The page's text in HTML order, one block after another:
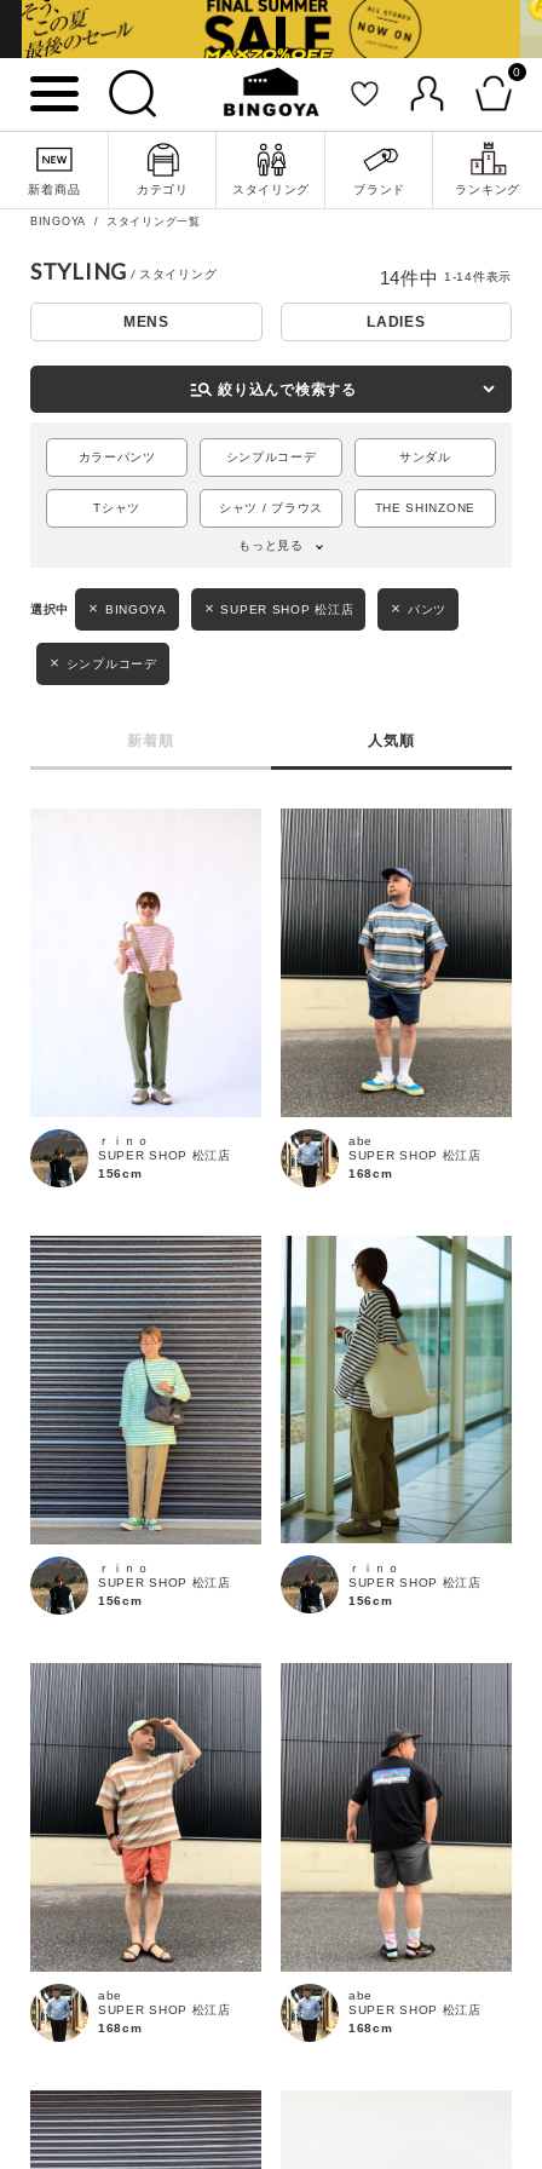
0
新着商品 カテゴリ スタイリング ブランド ランキング
詳細検索
キーワード
性別
MENS LADIES KIDS
カテゴリ
サイズ
ブランド
BINGOYA スタイリング一覧
STYLING
MENS LADIES
manage_search 絞り込んで検索する
カラーパンツ シンプルコーデ サンダル
Tシャツ シャツ / ブラウス THE SHINZONE
もっと見る
BINGOYA SUPER SHOP 松江店 パンツ
シンプルコーデ
新着順 人気順
14件中 1-14件表示
ｒｉｎｏ
SUPER SHOP 松江店
156cm
abe
SUPER SHOP 松江店
168cm
ｒｉｎｏ
SUPER SHOP 松江店
156cm
ｒｉｎｏ
SUPER SHOP 松江店
156cm
abe
SUPER SHOP 松江店
168cm
abe
SUPER SHOP 松江店
168cm